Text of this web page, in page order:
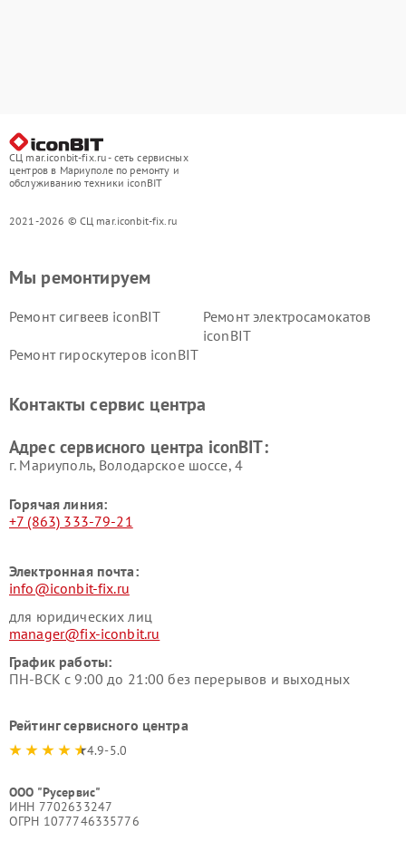
СЦ mar.iconbit-fix.ru - сеть сервисных
центров в Мариуполе по ремонту и
обслуживанию техники iconBIT
2021-2026 © СЦ mar.iconbit-fix.ru
Мы ремонтируем
Ремонт сигвеев iconBIT
Ремонт электросамокатов
iconBIT
Ремонт гироскутеров iconBIT
Контакты сервис центра
Адрес сервисного центра iconBIT:
г. Мариуполь, Володарское шоссе, 4
Горячая линия:
+7 (863) 333-79-21
Электронная почта:
info@iconbit-fix.ru
для юридических лиц
manager@fix-iconbit.ru
График работы:
ПН-ВСК с 9:00 до 21:00 без перерывов и выходных
Рейтинг сервисного центра
4.9-5.0
ООО "Русервис"
ИНН 7702633247
ОГРН 1077746335776